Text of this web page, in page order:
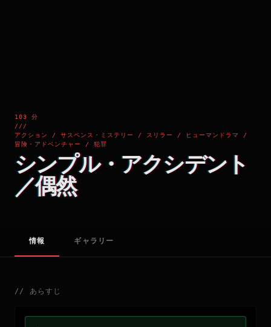
103 分
///
アクション / サスペンス・ミステリー / スリラー / ヒューマンドラマ /
冒険・アドベンチャー / 犯罪
シンプル・アクシデント
／偶然
情報 ギャラリー
// あらすじ